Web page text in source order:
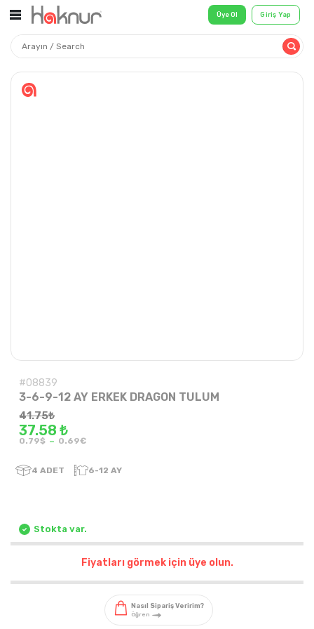
Üye Ol
#08839
3-6-9-12 AY ERKEK DRAGON TULUM
41.75₺
37.58 ₺
0.79$ - 0.69€
4 ADET 6-12 AY
Stokta var.
Fiyatları görmek için üye olun.